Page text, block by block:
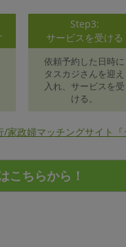
Step3:
サービスを受ける
依頼予約した日時に
タスカジさんを迎え
入れ、サービスを受
ける。
家政婦マッチングサイト『